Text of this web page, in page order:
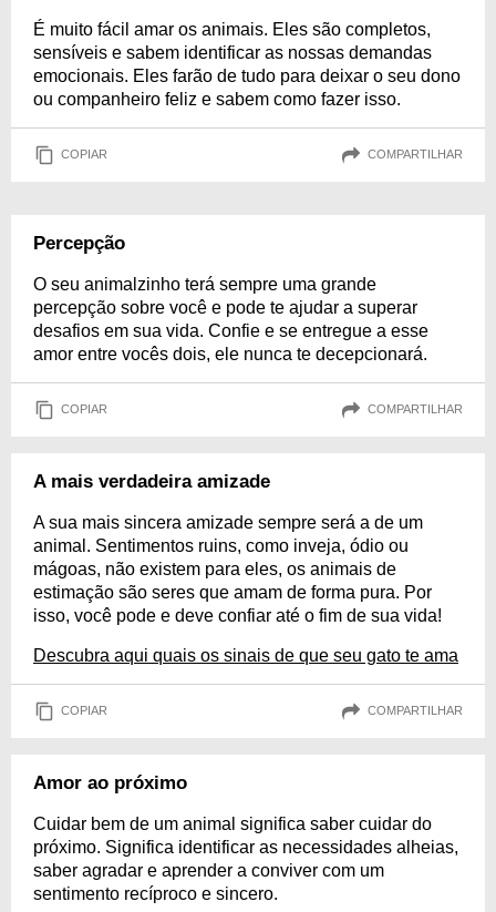
É muito fácil amar os animais. Eles são completos,
sensíveis e sabem identificar as nossas demandas
emocionais. Eles farão de tudo para deixar o seu dono
ou companheiro feliz e sabem como fazer isso.
COPIAR COMPARTILHAR
Percepção
O seu animalzinho terá sempre uma grande
percepção sobre você e pode te ajudar a superar
desafios em sua vida. Confie e se entregue a esse
amor entre vocês dois, ele nunca te decepcionará.
COPIAR COMPARTILHAR
A mais verdadeira amizade
A sua mais sincera amizade sempre será a de um
animal. Sentimentos ruins, como inveja, ódio ou
mágoas, não existem para eles, os animais de
estimação são seres que amam de forma pura. Por
isso, você pode e deve confiar até o fim de sua vida!
Descubra aqui quais os sinais de que seu gato te ama
COPIAR COMPARTILHAR
Amor ao próximo
Cuidar bem de um animal significa saber cuidar do
próximo. Significa identificar as necessidades alheias,
saber agradar e aprender a conviver com um
sentimento recíproco e sincero.